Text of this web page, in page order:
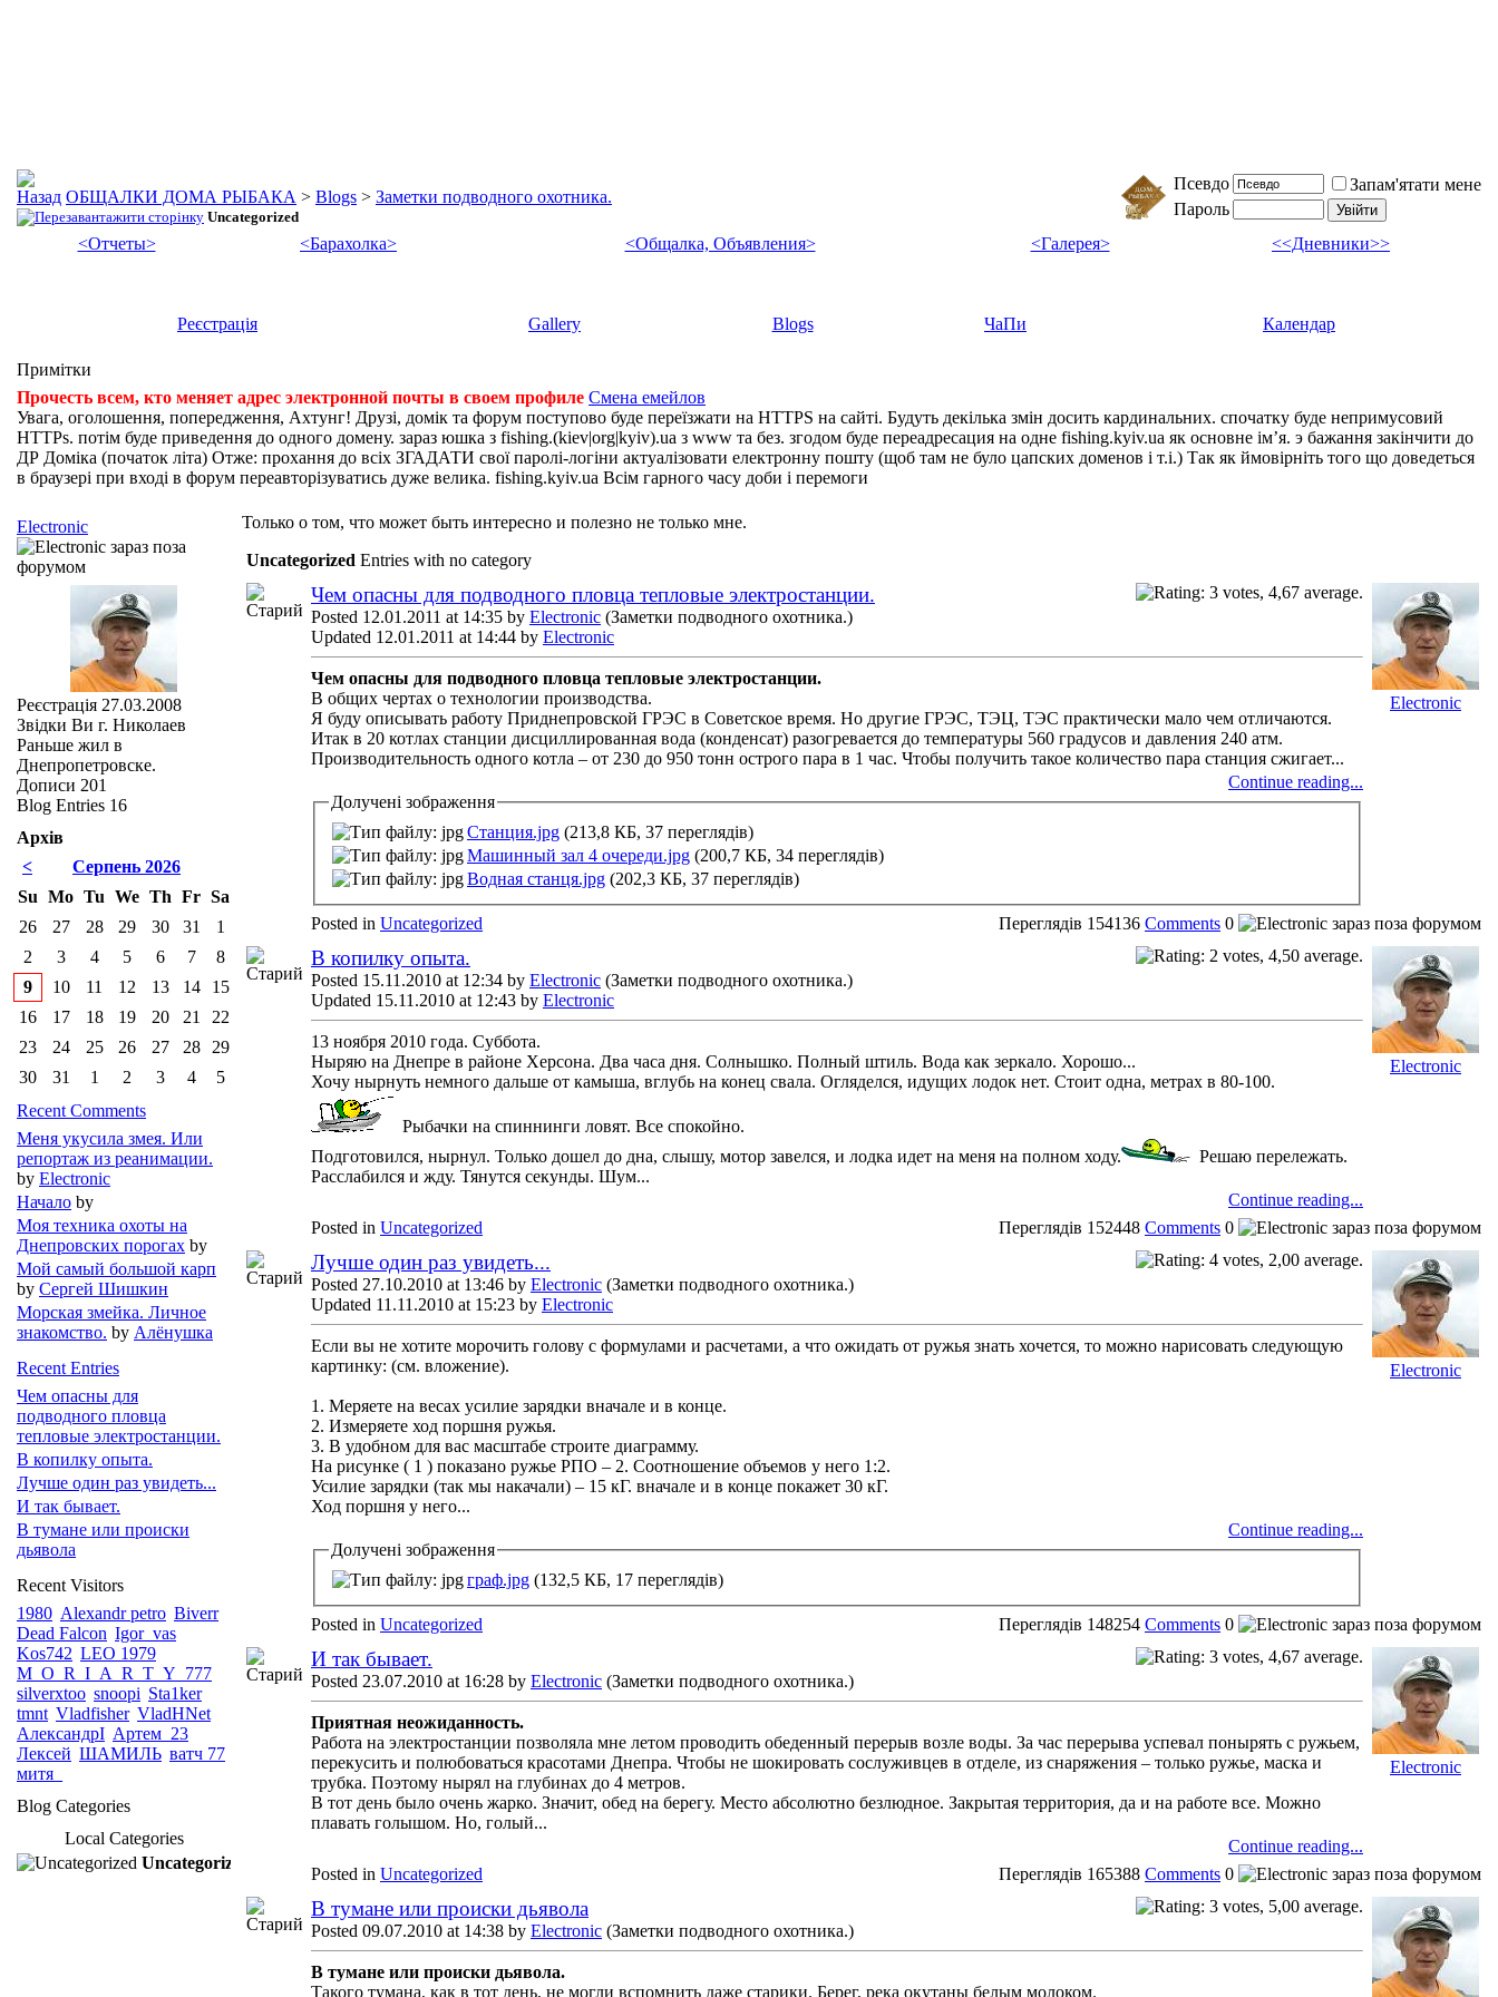
ОБЩАЛКИ ДОМА РЫБАКА > Blogs > Заметки подводного охотника.
Uncategorized
Псевдо
Запам'ятати мене
Пароль
<Отчеты>
<Барахолка> <Общалка, Объявления> <Галерея> <<Дневники>>
Реєстрація Gallery Blogs ЧаПи Календар
Примітки
Прочесть всем, кто меняет адрес электронной почты в своем профиле Смена емейлов
Увага, оголошення, попередження, Ахтунг! Друзі, домік та форум поступово буде переїзжати на HTTPS на сайті. Будуть декілька змін досить кардинальних. спочатку буде непримусовий
HTTPs. потім буде приведення до одного домену. зараз юшка з fishing.(kiev|org|kyiv).ua з www та без. згодом буде переадресация на одне fishing.kyiv.ua як основне імʼя. э бажання закінчити до
ДР Доміка (початок літа) Отже: прохання до всіх ЗГАДАТИ свої паролі-логіни актуалізовати електронну пошту (щоб там не було цапских доменов і т.і.) Так як ймовірніть того що доведеться
в браузері при вході в форум переавторізуватись дуже велика. fishing.kyiv.ua Всім гарного часу доби і перемоги
Только о том, что может быть интересно и полезно не только мне.
Uncategorized Entries with no category
Чем опасны для подводного пловца тепловые электростанции.
Posted 12.01.2011 at 14:35 by Electronic (Заметки подводного охотника.)
Updated 12.01.2011 at 14:44 by Electronic
Чем опасны для подводного пловца тепловые электростанции.
В общих чертах о технологии производства.
Я буду описывать работу Приднепровской ГРЭС в Советское время. Но другие ГРЭС, ТЭЦ, ТЭС практически мало чем отличаются.
Итак в 20 котлах станции дисциллированная вода (конденсат) разогревается до температуры 560 градусов и давления 240 атм.
Производительность одного котла – от 230 до 950 тонн острого пара в 1 час. Чтобы получить такое количество пара станция сжигает...
Continue reading...
Долучені зображення
Станция.jpg (213,8 КБ, 37 переглядів)
Машинный зал 4 очереди.jpg (200,7 КБ, 34 переглядів)
Водная станця.jpg (202,3 КБ, 37 переглядів)
Electronic
Posted in Uncategorized Переглядів 154136 Comments 0
В копилку опыта.
Posted 15.11.2010 at 12:34 by Electronic (Заметки подводного охотника.)
Updated 15.11.2010 at 12:43 by Electronic
13 ноября 2010 года. Суббота.
Ныряю на Днепре в районе Херсона. Два часа дня. Солнышко. Полный штиль. Вода как зеркало. Хорошо...
Хочу нырнуть немного дальше от камыша, вглубь на конец свала. Огляделся, идущих лодок нет. Стоит одна, метрах в 80-100.
Рыбачки на спиннинги ловят. Все спокойно.
Подготовился, нырнул. Только дошел до дна, слышу, мотор завелся, и лодка идет на меня на полном ходу.
Решаю перележать.
Расслабился и жду. Тянутся секунды. Шум...
Continue reading...
Electronic
Posted in Uncategorized Переглядів 152448 Comments 0
Лучше один раз увидеть...
Posted 27.10.2010 at 13:46 by Electronic (Заметки подводного охотника.)
Updated 11.11.2010 at 15:23 by Electronic
Если вы не хотите морочить голову с формулами и расчетами, а что ожидать от ружья знать хочется, то можно нарисовать следующую
картинку: (см. вложение).
1. Меряете на весах усилие зарядки вначале и в конце.
2. Измеряете ход поршня ружья.
3. В удобном для вас масштабе строите диаграмму.
На рисунке ( 1 ) показано ружье РПО – 2. Соотношение объемов у него 1:2.
Усилие зарядки (так мы накачали) – 15 кГ. вначале и в конце покажет 30 кГ.
Ход поршня у него...
Continue reading...
Долучені зображення
граф.jpg (132,5 КБ, 17 переглядів)
Electronic
Posted in Uncategorized Переглядів 148254 Comments 0
И так бывает.
Posted 23.07.2010 at 16:28 by Electronic (Заметки подводного охотника.)
Приятная неожиданность.
Работа на электростанции позволяла мне летом проводить обеденный перерыв возле воды. За час перерыва успевал понырять с ружьем,
перекусить и полюбоваться красотами Днепра. Чтобы не шокировать сослуживцев в отделе, из снаряжения – только ружье, маска и
трубка. Поэтому нырял на глубинах до 4 метров.
В тот день было очень жарко. Значит, обед на берегу. Место абсолютно безлюдное. Закрытая территория, да и на работе все. Можно
плавать голышом. Но, голый...
Continue reading...
Electronic
Posted in Uncategorized Переглядів 165388 Comments 0
В тумане или происки дьявола
Posted 09.07.2010 at 14:38 by Electronic (Заметки подводного охотника.)
В тумане или происки дьявола.
Такого тумана, как в тот день, не могли вспомнить даже старики. Берег, река окутаны белым молоком.
Electronic
Реєстрація 27.03.2008
Звідки Ви г. Николаев
Раньше жил в
Днепропетровске.
Дописи 201
Blog Entries 16
Архів
<
Серпень 2026
Su Mo Tu We Th Fr Sa
26
27 28 29 30 31
1
2
3 4 5 6 7
8
9
10 11 12 13 14
15
16
17 18 19 20 21
22
23
24 25 26 27 28
29
30
31 1 2 3 4
5
Recent Comments
Меня укусила змея. Или
репортаж из реанимации.
by Electronic
Начало by
Моя техника охоты на
Днепровских порогах by
Мой самый большой карп
by Сергей Шишкин
Морская змейка. Личное
знакомство. by Алёнушка
Recent Entries
Чем опасны для
подводного пловца
тепловые электростанции.
В копилку опыта.
Лучше один раз увидеть...
И так бывает.
В тумане или происки
дьявола
Recent Visitors
1980 Alexandr petro Biverr
Dead Falcon Igor_vas
Kos742 LEO 1979
M_O_R_I_A_R_T_Y_777
silverxtoo snoopi Sta1ker
tmnt Vladfisher VladHNet
АлександрI Артем_23
Лексей ШАМИЛЬ ватч 77
митя_
Blog Categories
Local Categories
Uncategorized